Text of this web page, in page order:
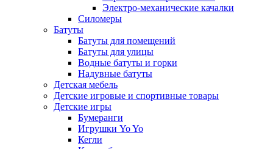
Электро-механические качалки
Силомеры
Батуты
Батуты для помещений
Батуты для улицы
Водные батуты и горки
Надувные батуты
Детская мебель
Детские игровые и спортивные товары
Детские игры
Бумеранги
Игрушки Yo Yo
Кегли